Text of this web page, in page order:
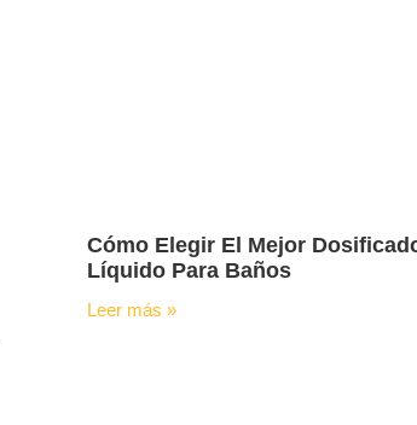
Cómo Elegir El Mejor
Líquido Para Baños
Leer más »